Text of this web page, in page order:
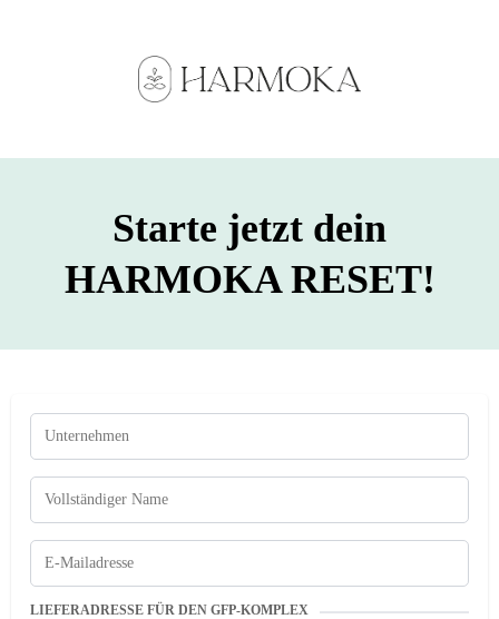
Starte jetzt dein
HARMOKA RESET!
LIEFERADRESSE FÜR DEN GFP-KOMPLEX